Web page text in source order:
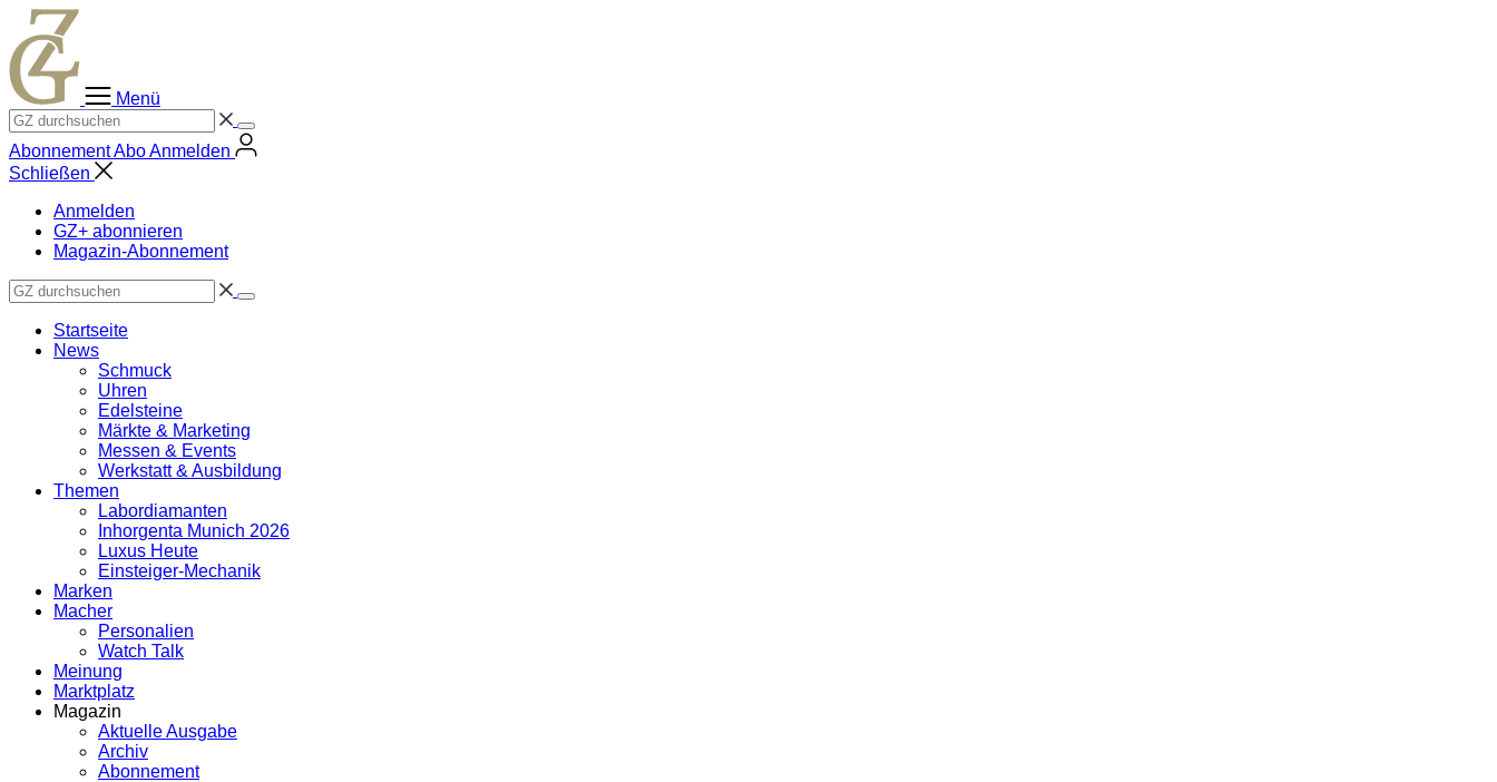
Zum
Inhalt
springen
Menü
AbonnementAboAnmelden
Schließen
Anmelden
GZ+ abonnieren
Magazin-Abonnement
Startseite
News
Schmuck
Uhren
Edelsteine
Märkte & Marketing
Messen & Events
Werkstatt & Ausbildung
Themen
Labordiamanten
Inhorgenta Munich 2026
Luxus Heute
Einsteiger-Mechanik
Marken
Macher
Personalien
Watch Talk
Meinung
Marktplatz
Magazin
Aktuelle Ausgabe
Archiv
Abonnement